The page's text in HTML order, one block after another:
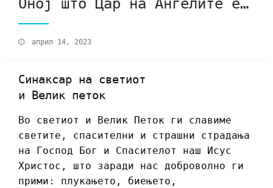
Оној што Цар на Ангелите е…
април 14, 2023
Синаксар на светиот
и Велик петок
Во светиот и Велик Петок ги славиме
светите, спасителни и страшни страдања
на Господ Бог и Спасителот наш Исус
Христос, што заради нас доброволно ги
прими: плукањето, биењето,